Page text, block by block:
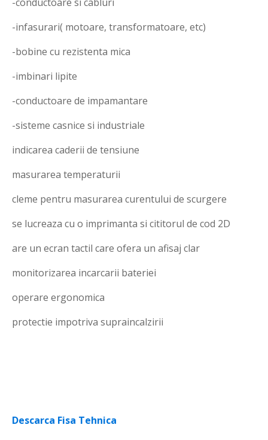
-infasurari( motoare, transformatoare, etc)
-bobine cu rezistenta mica
-imbinari lipite
-conductoare de impamantare
-sisteme casnice si industriale
indicarea caderii de tensiune
masurarea temperaturii
cleme pentru masurarea curentului de scurgere
se lucreaza cu o imprimanta si cititorul de cod 2D
are un ecran tactil care ofera un afisaj clar
monitorizarea incarcarii bateriei
operare ergonomica
protectie impotriva supraincalzirii
Descarca Fisa Tehnica